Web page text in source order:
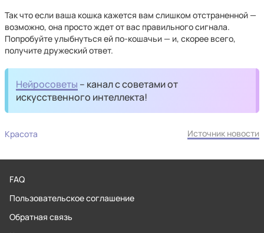
Так что если ваша кошка кажется вам слишком отстраненной —
возможно, она просто ждет от вас правильного сигнала.
Попробуйте улыбнуться ей по-кошачьи — и, скорее всего,
получите дружеский ответ.
Нейросоветы – канал с советами от
искусственного интеллекта!
Красота Источник новости
FAQ
Пользовательское соглашение
Обратная связь